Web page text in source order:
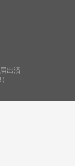
出済